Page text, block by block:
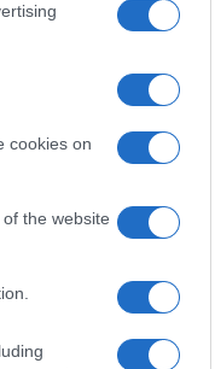
cookies on
the website
I